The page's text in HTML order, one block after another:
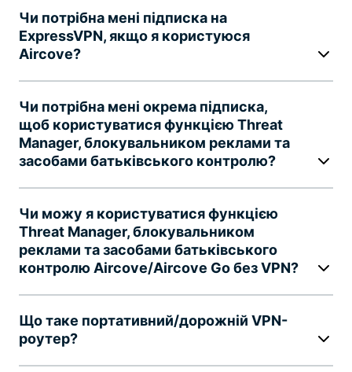
Чи потрібна мені підписка на
ExpressVPN, якщо я користуюся
Aircove?
Чи потрібна мені окрема підписка,
щоб користуватися функцією Threat
Manager, блокувальником реклами та
засобами батьківського контролю?
Чи можу я користуватися функцією
Threat Manager, блокувальником
реклами та засобами батьківського
контролю Aircove/Aircove Go без VPN?
Що таке портативний/дорожній VPN-
роутер?